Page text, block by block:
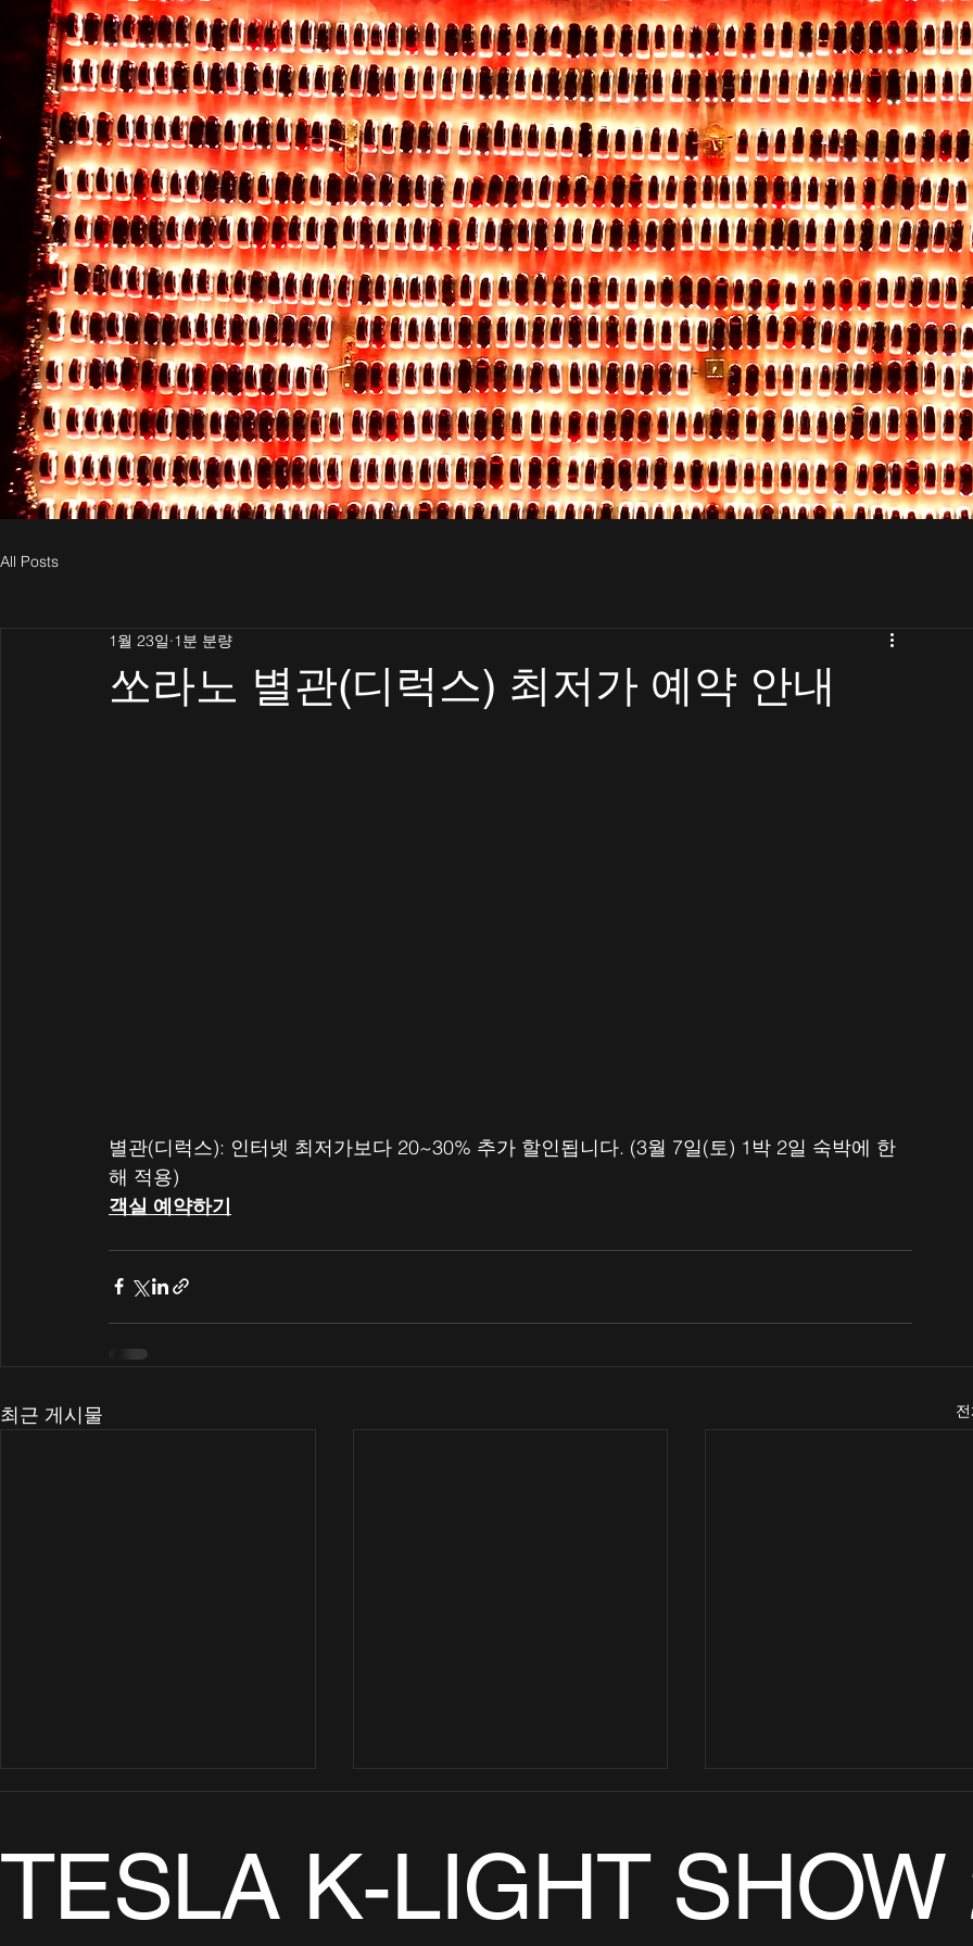
All Posts
쏘라노 별관(디럭스) 최저가 예약 안내
1월 23일 1분 분량
별관(디럭스): 인터넷 최저가보다 20~30% 추가 할인됩니다. (3월 7일(토) 1박 2일 숙박에 한
해 적용)
객실 예약하기
최근 게시물
TESLA K-LIGHT SHOW